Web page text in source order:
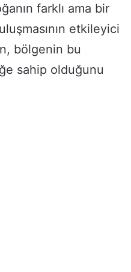
farklı ama bir
etkileyici
bölgenin bu
sahip olduğunu